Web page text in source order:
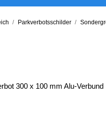
Parkverbotsschilder